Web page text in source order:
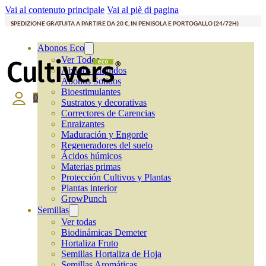
Vai al contenuto principale Vai al piè di pagina
SPEDIZIONE GRATUITA A PARTIRE DA 20 €, IN PENISOLA E PORTOGALLO (24/72H)
Abonos Eco
Ver Todos
Abonos Líquidos
Abonos Solidos
Bioestimulantes
Sustratos y decorativas
Correctores de Carencias
Enraizantes
Maduración y Engorde
Regeneradores del suelo
Ácidos húmicos
Materias primas
Protección Cultivos y Plantas
Plantas interior
GrowPunch
Semillas
Ver todas
Biodinámicas Demeter
Hortaliza Fruto
Semillas Hortaliza de Hoja
0